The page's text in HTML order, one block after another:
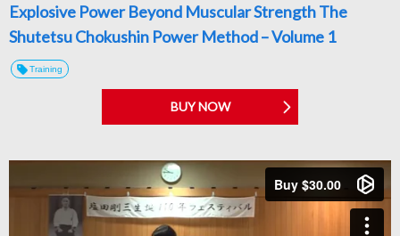
Explosive Power Beyond Muscular Strength The
Shutetsu Chokushin Power Method – Volume 1
Training
BUY NOW